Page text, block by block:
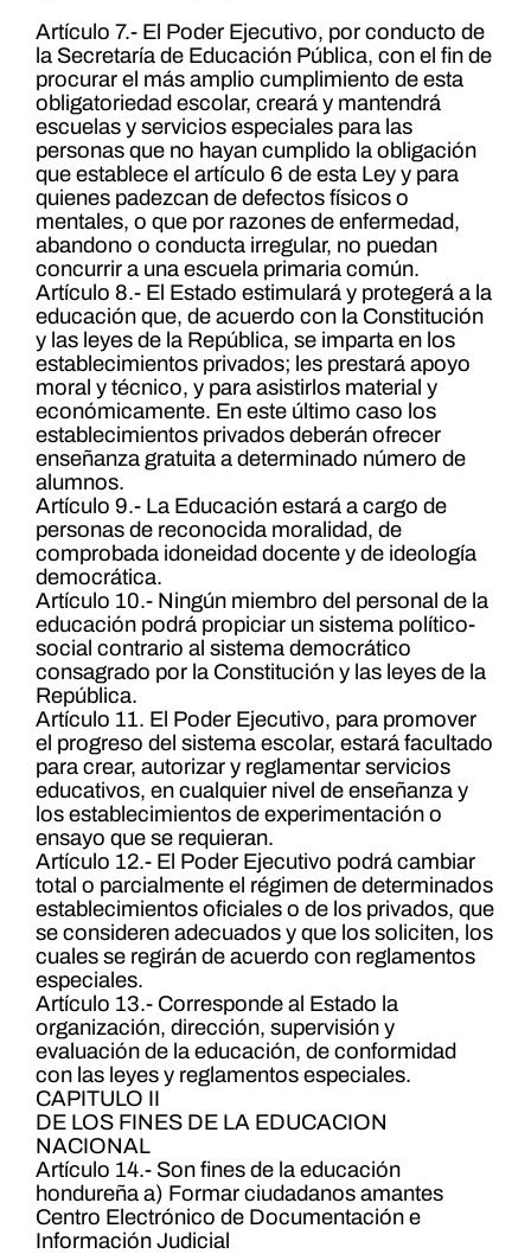
Artículo 7.- El Poder Ejecutivo, por conducto de
la Secretaría de Educación Pública, con el fin de
procurar el más amplio cumplimiento de esta
obligatoriedad escolar, creará y mantendrá
escuelas y servicios especiales para las
personas que no hayan cumplido la obligación
que establece el artículo 6 de esta Ley y para
quienes padezcan de defectos físicos o
mentales, o que por razones de enfermedad,
abandono o conducta irregular, no puedan
concurrir a una escuela primaria común.
Artículo 8.- El Estado estimulará y protegerá a la
educación que, de acuerdo con la Constitución
y las leyes de la República, se imparta en los
establecimientos privados; les prestará apoyo
moral y técnico, y para asistirlos material y
económicamente. En este último caso los
establecimientos privados deberán ofrecer
enseñanza gratuita a determinado número de
alumnos.
Artículo 9.- La Educación estará a cargo de
personas de reconocida moralidad, de
comprobada idoneidad docente y de ideología
democrática.
Artículo 10.- Ningún miembro del personal de la
educación podrá propiciar un sistema político-
social contrario al sistema democrático
consagrado por la Constitución y las leyes de la
República.
Artículo 11. El Poder Ejecutivo, para promover
el progreso del sistema escolar, estará facultado
para crear, autorizar y reglamentar servicios
educativos, en cualquier nivel de enseñanza y
los establecimientos de experimentación o
ensayo que se requieran.
Artículo 12.- El Poder Ejecutivo podrá cambiar
total o parcialmente el régimen de determinados
establecimientos oficiales o de los privados, que
se consideren adecuados y que los soliciten, los
cuales se regirán de acuerdo con reglamentos
especiales.
Artículo 13.- Corresponde al Estado la
organización, dirección, supervisión y
evaluación de la educación, de conformidad
con las leyes y reglamentos especiales.
CAPITULO II
DE LOS FINES DE LA EDUCACION
NACIONAL
Artículo 14.- Son fines de la educación
hondureña a) Formar ciudadanos amantes
Centro Electrónico de Documentación e
Información Judicial